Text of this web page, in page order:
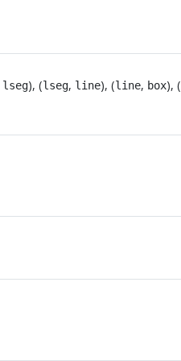
lseg), (lseg, line), (line, box), (